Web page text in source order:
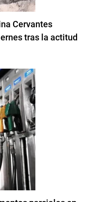
Cervantes
tras la actitud